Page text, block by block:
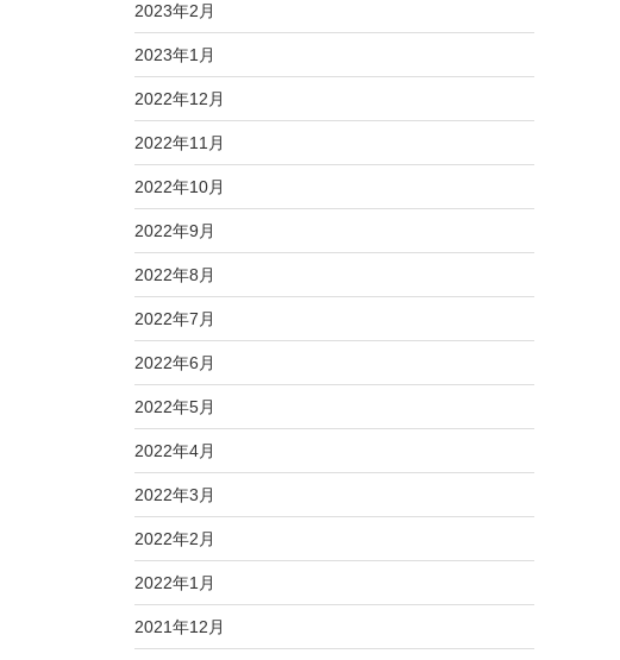
2023年2月
2023年1月
2022年12月
2022年11月
2022年10月
2022年9月
2022年8月
2022年7月
2022年6月
2022年5月
2022年4月
2022年3月
2022年2月
2022年1月
2021年12月